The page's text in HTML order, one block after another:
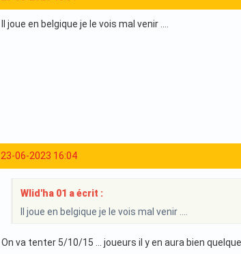
Il joue en belgique je le vois mal venir ....
23-06-2023 16:04
Wlid'ha 01 a écrit :
Il joue en belgique je le vois mal venir ....
On va tenter 5/10/15 … joueurs il y en aura bien